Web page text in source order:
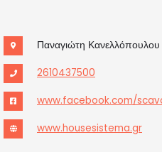
Παναγιώτη
2610437500
www.facebook.com/
www.housesistema.gr